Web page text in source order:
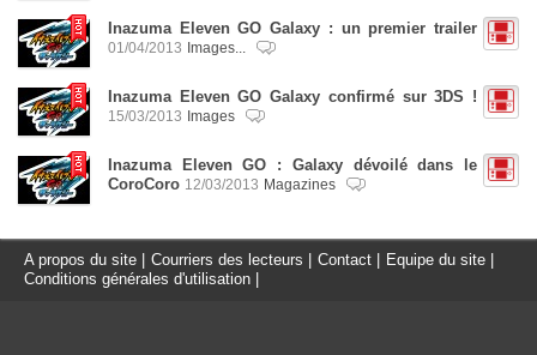
Inazuma Eleven GO Galaxy : un premier trailer
01/04/2013 Images...
Inazuma Eleven GO Galaxy confirmé sur 3DS !
15/03/2013 Images
Inazuma Eleven GO : Galaxy dévoilé dans le
CoroCoro 12/03/2013 Magazines
A propos du site Courriers des lecteurs Contact Equipe du site
Conditions générales d'utilisation